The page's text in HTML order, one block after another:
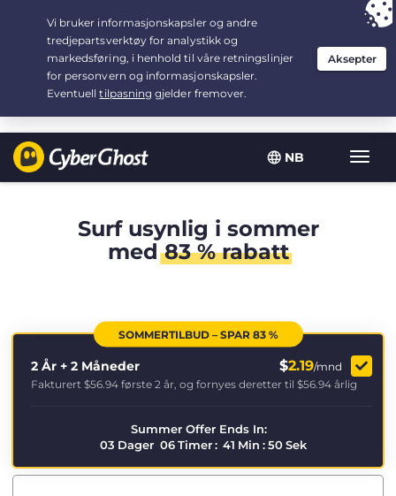
NB
Vis/
Your choice: The Best Dealfor 2.1666666666667-years at $
/month
Surf usynlig i sommer
med83 % rabatt
SOMMERTILBUD – SPAR 83 %
2 År + 2 Måneder $2.19/mnd
Fakturert $56.94 første 2 år, og fornyes deretter til $56.94 årlig
Summer Offer Ends In:
03 Dager 06 Timer : 41 Min : 50 Sek